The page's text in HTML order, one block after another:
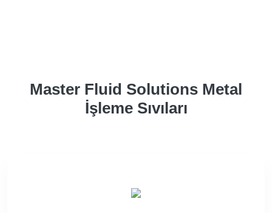
Master Fluid Solutions Metal
İşleme Sıvıları